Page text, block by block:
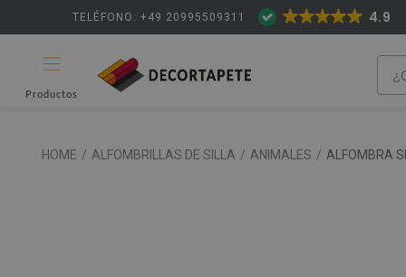
TELÉFONO: +49 20995509311 4.9
Productos
HOME / ALFOMBRILLAS DE SILLA / ANIMALES / ALFOMBRA